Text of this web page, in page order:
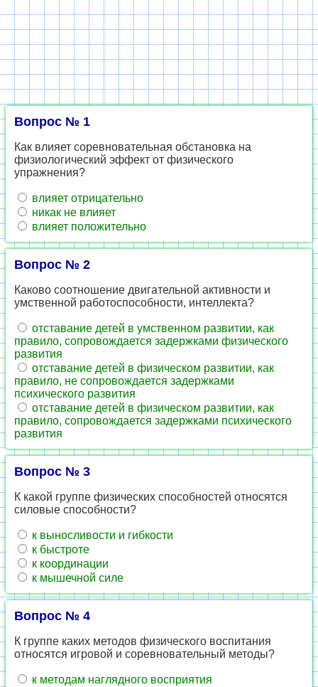
Вопрос № 1
Как влияет соревновательная обстановка на
физиологический эффект от физического
упражнения?
влияет отрицательно
никак не влияет
влияет положительно
Вопрос № 2
Каково соотношение двигательной активности и
умственной работоспособности, интеллекта?
отставание детей в умственном развитии, как
правило, сопровождается задержками физического
развития
отставание детей в физическом развитии, как
правило, не сопровождается задержками
психического развития
отставание детей в физическом развитии, как
правило, сопровождается задержками психического
развития
Вопрос № 3
К какой группе физических способностей относятся
силовые способности?
к выносливости и гибкости
к быстроте
к координации
к мышечной силе
Вопрос № 4
К группе каких методов физического воспитания
относятся игровой и соревновательный методы?
к методам наглядного восприятия